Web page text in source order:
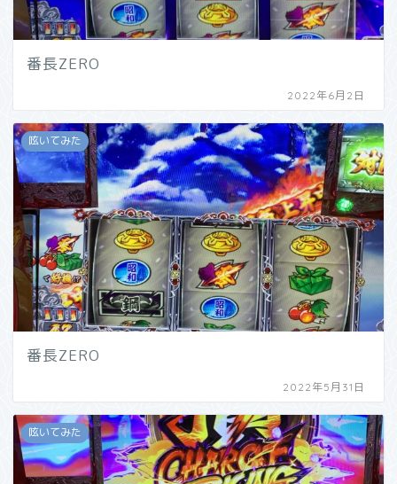
番長ZERO
2022年6月2日
呟いてみた
番長ZERO
2022年5月31日
呟いてみた